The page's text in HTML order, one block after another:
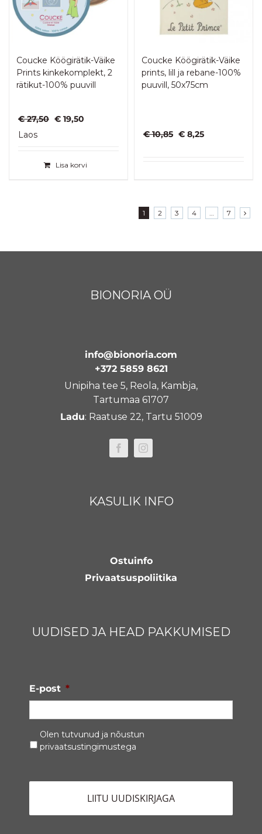
Coucke Köögirätik-Väike
Prints kinkekomplekt, 2
rätikut-100% puuvill
€27,50 Algne
€ 19,50
Laos
Lisa korvi
Coucke Köögirätik-Väike
prints, lill ja rebane-100%
puuvill, 50x75cm
€10,85 Algne
€ 8,25Praegune
1 2 3 4 … 7
BIONORIA OÜ
info@bionoria.com
+372 5859 8621
Unipiha tee 5, Reola, Kambja,
Tartumaa 61707
Ladu: Raatuse 22, Tartu 51009
KASULIK INFO
Ostuinfo
Privaatsuspoliitika
UUDISED JA HEAD PAKKUMISED
E-post *
Privaatsustingimused *
Olen tutvunud ja nõustun
privaatsustingimustega